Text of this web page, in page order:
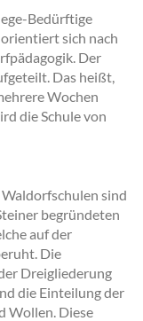
Bedürftige
sich nach
Der
Das heißt,
Wochen
die Schule von
sind
begründeten
auf der
Die
Dreigliederung
die Einteilung der
Wollen. Diese